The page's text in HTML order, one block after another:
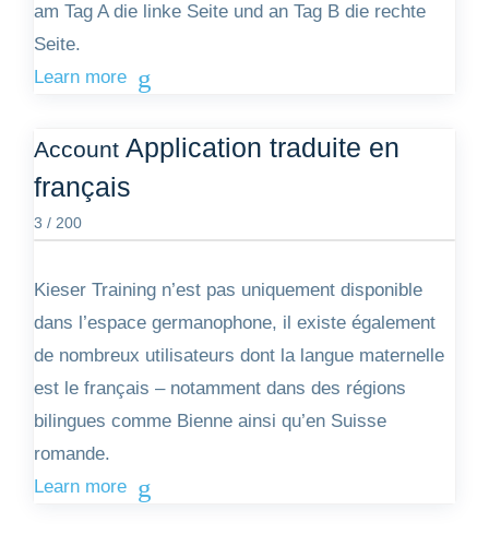
am Tag A die linke Seite und an Tag B die rechte
Seite.
Learn more
Account Application traduite en
français
3 / 200
Kieser Training n’est pas uniquement disponible
dans l’espace germanophone, il existe également
de nombreux utilisateurs dont la langue maternelle
est le français – notamment dans des régions
bilingues comme Bienne ainsi qu’en Suisse
romande.
Learn more